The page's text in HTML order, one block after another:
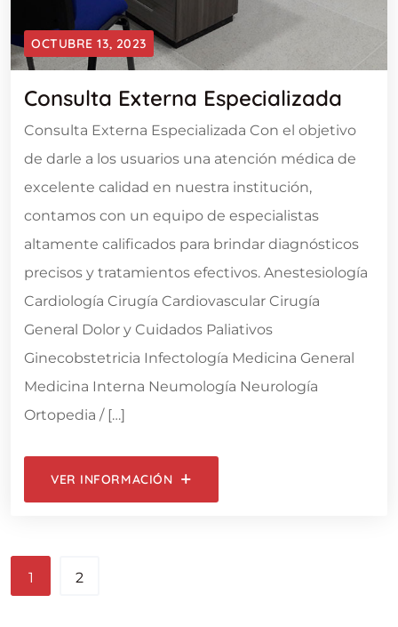
OCTUBRE 13, 2023
Consulta Externa Especializada
Consulta Externa Especializada Con el objetivo
de darle a los usuarios una atención médica de
excelente calidad en nuestra institución,
contamos con un equipo de especialistas
altamente calificados para brindar diagnósticos
precisos y tratamientos efectivos. Anestesiología
Cardiología Cirugía Cardiovascular Cirugía
General Dolor y Cuidados Paliativos
Ginecobstetricia Infectología Medicina General
Medicina Interna Neumología Neurología
Ortopedia / […]
VER INFORMACIÓN
1 2